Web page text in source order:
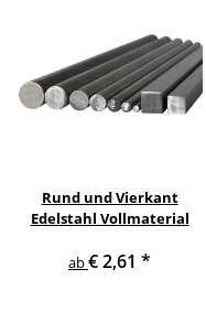
Rund und Vierkant
Edelstahl Vollmaterial
ab€ 2,61 *